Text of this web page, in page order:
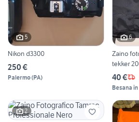
5
Nikon d3300
250 €
Palermo(PA)
6
Zaino
tekker
40 €
Besana
2